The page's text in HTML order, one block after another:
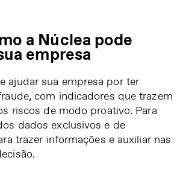
a Núclea pode
empresa
ajudar sua empresa por ter
com indicadores que trazem
riscos de modo proativo. Para
dados exclusivos e de
trazer informações e auxiliar nas